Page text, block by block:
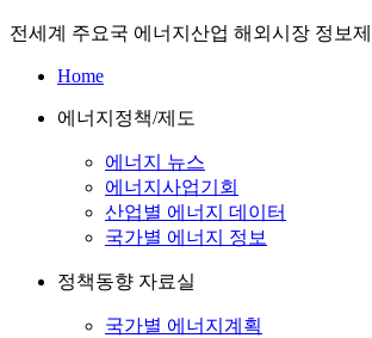
전세계 주요국 에너지산업 해외시장 정보
Home
에너지정책/제도
에너지 뉴스
에너지사업기회
산업별 에너지 데이터
국가별 에너지 정보
정책동향 자료실
국가별 에너지계획